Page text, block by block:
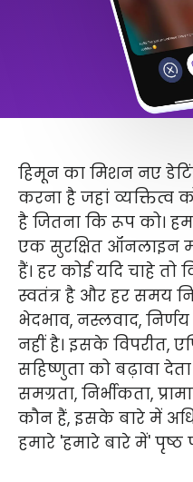
हिमून का मिशन नए
करना है जहां व्यक्तित्व
है जितना कि रूप को।
एक सुरक्षित ऑनलाइन
हैं। हर कोई यदि चाहे
स्वतंत्र है और हर समय
भेदभाव, नस्लवाद,
नहीं है। इसके विपरीत,
सहिष्णुता को बढ़ावा
समग्रता, निर्भीकता,
कौन हैं, इसके बारे में
हमारे 'हमारे बारे में' पृष्ठ